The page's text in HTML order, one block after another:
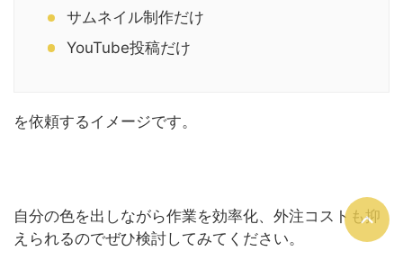
サムネイル制作だけ
YouTube投稿だけ
を依頼するイメージです。
自分の色を出しながら作業を効率化、外注コストも抑
えられるのでぜひ検討してみてください。